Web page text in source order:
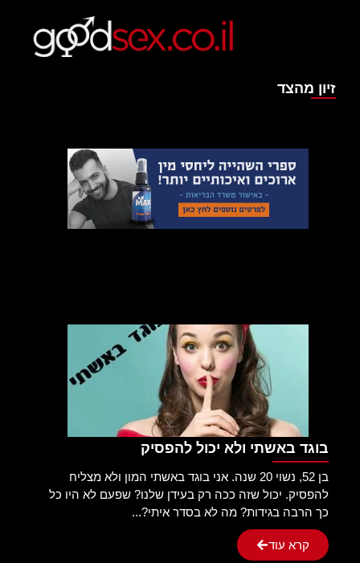
זיון מהצד
בוגד באשתי ולא יכול להפסיק
בן 52, נשוי 20 שנה. אני בוגד באשתי המון ולא מצליח
להפסיק. יכול שזה ככה רק בעידן שלנו? שפעם לא היו כל
כך הרבה בגידות? מה לא בסדר איתי?...
קרא עוד